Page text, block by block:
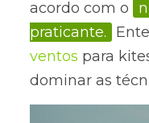
acordo com o
praticante.
ventos para
dominar as